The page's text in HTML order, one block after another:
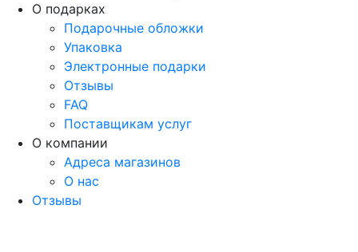
О подарках
Подарочные обложки
Упаковка
Электронные подарки
Отзывы
FAQ
Поставщикам услуг
О компании
Адреса магазинов
О нас
Отзывы